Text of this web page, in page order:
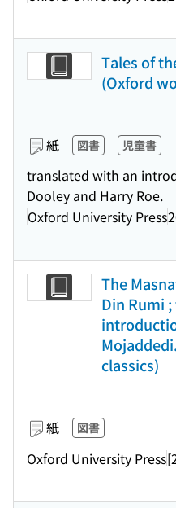
Tales of
(Oxford
紙 図書 児童書
translated with an
Dooley and Harry Roe.
Oxford University Press
The
Din Rumi
classics)
紙 図書
Oxford University Press